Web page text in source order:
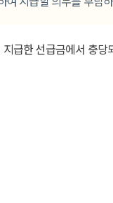
급한 선급금에서 충